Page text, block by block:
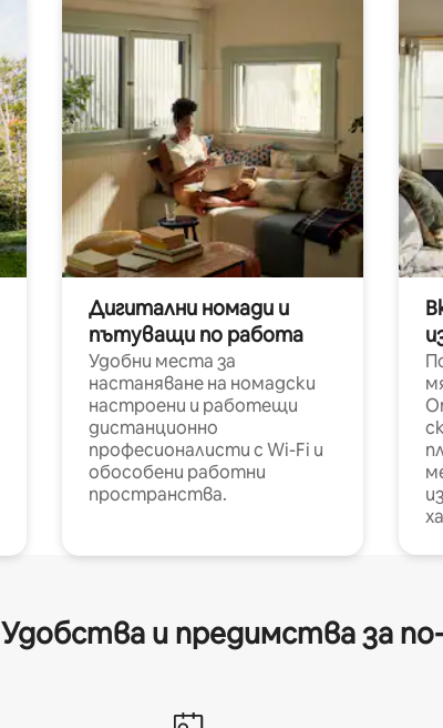
Дигитални номади и
пътуващи по работа
Удобни места за
настаняване на номадски
настроени и работещи
дистанционно
професионалисти с Wi-Fi и
обособени работни
пространства.
Удобства и предимства за